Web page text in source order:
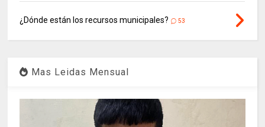
¿Dónde están los recursos municipales? 53
Mas Leidas Mensual